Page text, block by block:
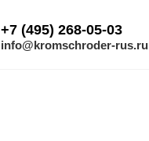
+7 (495) 268-05-03
info@kromschroder-rus.ru